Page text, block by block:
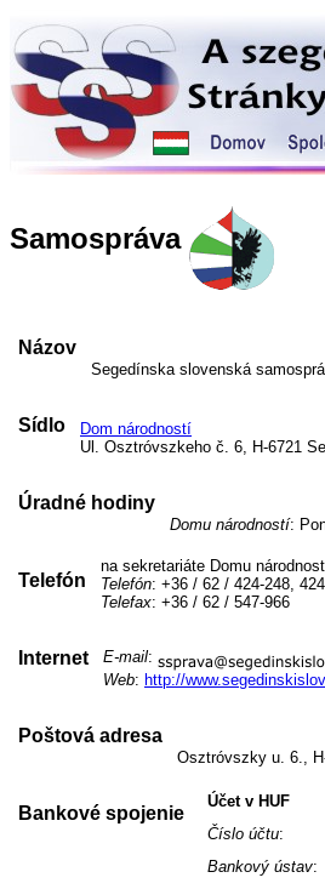
Samospráva
Názov
Segedínska slovenská
Sídlo
Dom národností
Ul. Osztróvszkeho č. 6, H-6721
Úradné hodiny
Domu národností:
Telefón
na sekretariáte Domu
Telefón: +36 / 62 / 424-248,
Telefax: +36 / 62 / 547-966
Internet E-mail:
Web: http://
Poštová adresa
Osztróvszky u. 6.,
Bankové spojenie
Účet v HUF
Číslo účtu:
Bankový ústav: